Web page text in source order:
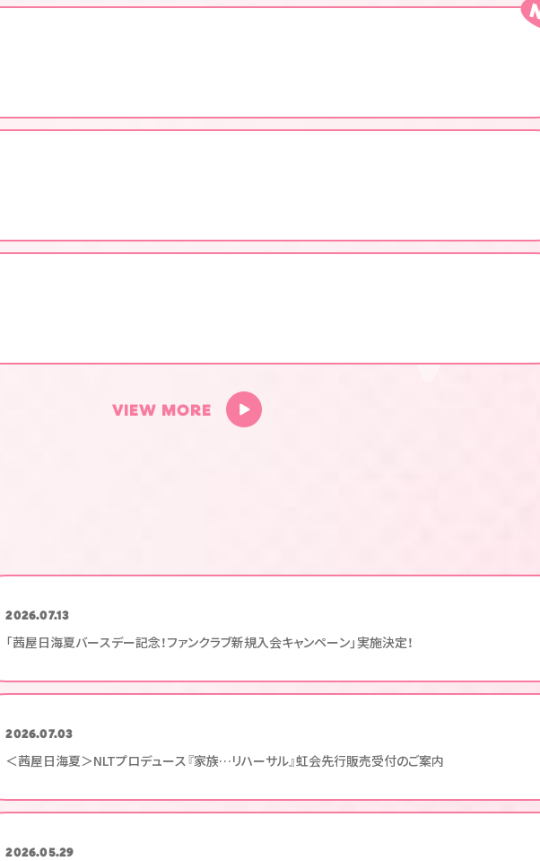
VIEW MORE
2026.07.13
「茜屋日海夏バースデー記念！ファンクラブ新規入会キャンペーン」実施決定！
2026.07.03
＜茜屋日海夏＞NLTプロデュース『家族…リハーサル』虹会先行販売受付のご案内
2026.05.29